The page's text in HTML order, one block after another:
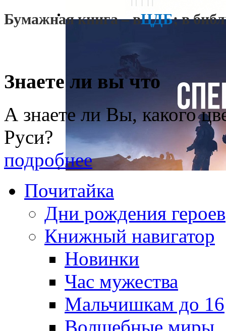
Бумажная книга – вЦДБ; в
Знаете ли вы что
А знаете ли Вы, какого
Руси?
подробнее
Почитайка
Дни рождения героев
Книжный навигатор
Новинки
Час мужества
Мальчишкам до 16
Волшебные миры